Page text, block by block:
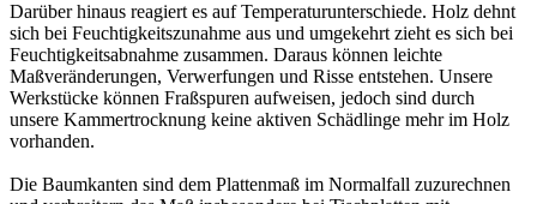
Darüber hinaus reagiert es auf Temperaturunterschiede. Holz dehnt
sich bei Feuchtigkeitszunahme aus und umgekehrt zieht es sich bei
Feuchtigkeitsabnahme zusammen. Daraus können leichte
Maßveränderungen, Verwerfungen und Risse entstehen. Unsere
Werkstücke können Fraßspuren aufweisen, jedoch sind durch
unsere Kammertrocknung keine aktiven Schädlinge mehr im Holz
vorhanden.
Die Baumkanten sind dem Plattenmaß im Normalfall zuzurechnen